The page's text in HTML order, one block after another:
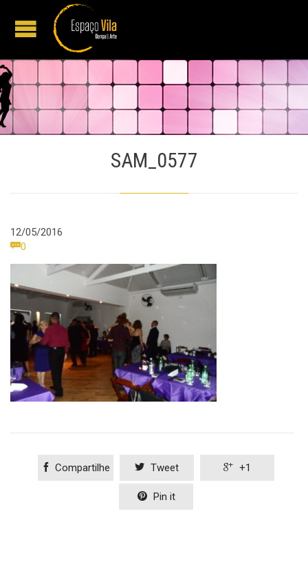
SAM_0577
12/05/2016
0
 Compartilhe  Tweet  +1
 Pin it